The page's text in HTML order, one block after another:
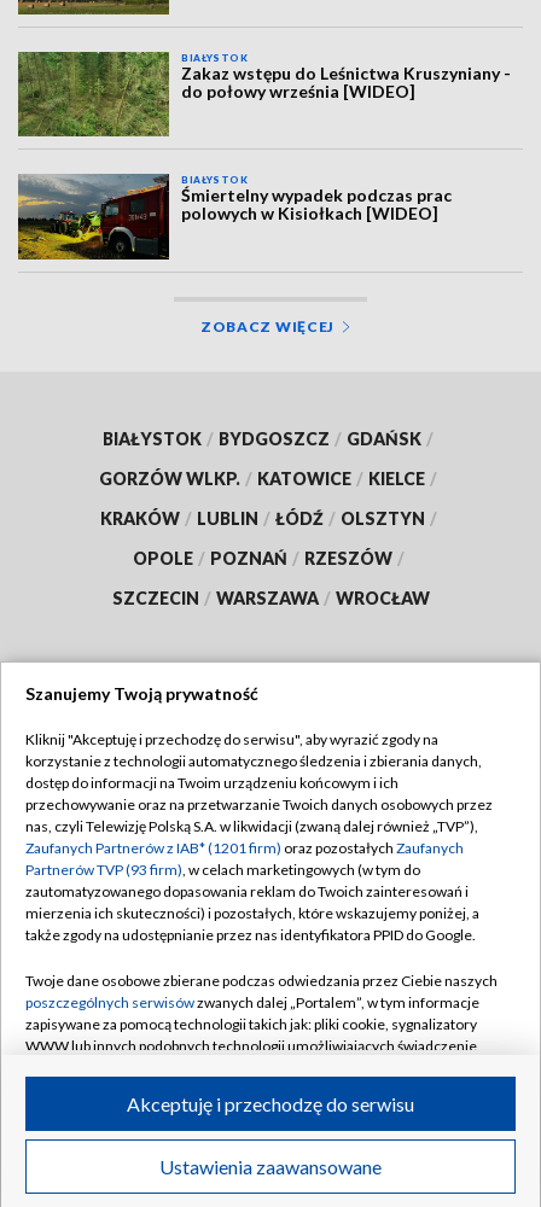
BIAŁYSTOK
Zakaz wstępu do Leśnictwa Kruszyniany -
do połowy września [WIDEO]
BIAŁYSTOK
Śmiertelny wypadek podczas prac
polowych w Kisiołkach [WIDEO]
ZOBACZ WIĘCEJ
BIAŁYSTOK / BYDGOSZCZ / GDAŃSK /
GORZÓW WLKP. / KATOWICE / KIELCE /
KRAKÓW / LUBLIN / ŁÓDŹ / OLSZTYN /
OPOLE / POZNAŃ / RZESZÓW /
SZCZECIN / WARSZAWA / WROCŁAW
TVP
Abonament TVP
Emisja w TVP
Centrum informacji TVP
Naziemna Telewizja Cyfrowa
Rada Programowa
System NOS
Informacje o nadawcy
Program dla prasy
Ogłoszenie przetargowe
Regulamin TVP
Polityka prywatności
Moje zgody
Pomoc
Kontakt
Kanały
©2026 Telewizja Polska S.A. w likwidacji
Szanujemy Twoją prywatność
Kliknij "Akceptuję i przechodzę do serwisu", aby wyrazić zgody na
korzystanie z technologii automatycznego śledzenia i zbierania danych,
dostęp do informacji na Twoim urządzeniu końcowym i ich
przechowywanie oraz na przetwarzanie Twoich danych osobowych przez
nas, czyli Telewizję Polską S.A. w likwidacji (zwaną dalej również „TVP”),
Zaufanych Partnerów z IAB* (1201 firm) oraz pozostałych Zaufanych
Partnerów TVP (93 firm), w celach marketingowych (w tym do
zautomatyzowanego dopasowania reklam do Twoich zainteresowań i
mierzenia ich skuteczności) i pozostałych, które wskazujemy poniżej, a
także zgody na udostępnianie przez nas identyfikatora PPID do Google.
Twoje dane osobowe zbierane podczas odwiedzania przez Ciebie naszych
poszczególnych serwisówzwanych dalej „Portalem”, w tym informacje
zapisywane za pomocą technologii takich jak: pliki cookie, sygnalizatory
WWW lub innych podobnych technologii umożliwiających świadczenie
ruchu w Internecie.
Twoje dane osobowe zbierane podczas odwiedzania przez Ciebie
poszczególnych serwisówna Portalu, takie jak adresy IP, identyfikatory
Ustawienia zaawansowane
Akceptuję i przechodzę do serwisu